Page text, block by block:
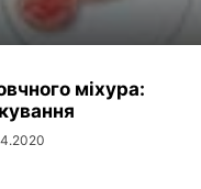
міхура: